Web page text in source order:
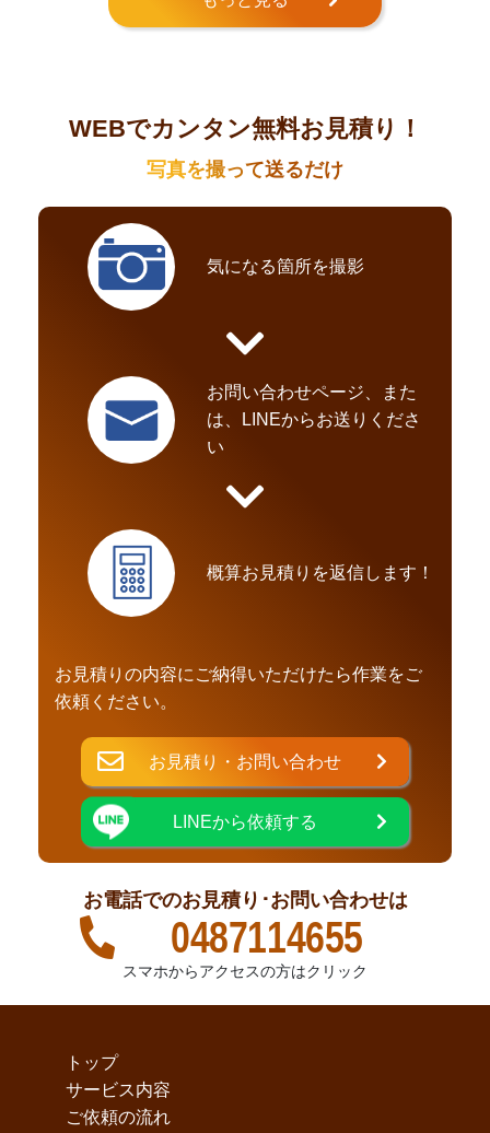
WEBでカンタン無料お見積り！
写真を撮って送るだけ
気になる箇所を撮影
お問い合わせページ、また
は、LINEからお送りくださ
い
概算お見積りを返信します！
お見積りの内容にご納得いただけたら作業をご
依頼ください。
お見積り・お問い合わせ
LINEから依頼する
お電話でのお見積り･お問い合わせは
0487114655
スマホからアクセスの方はクリック
トップ
サービス内容
ご依頼の流れ